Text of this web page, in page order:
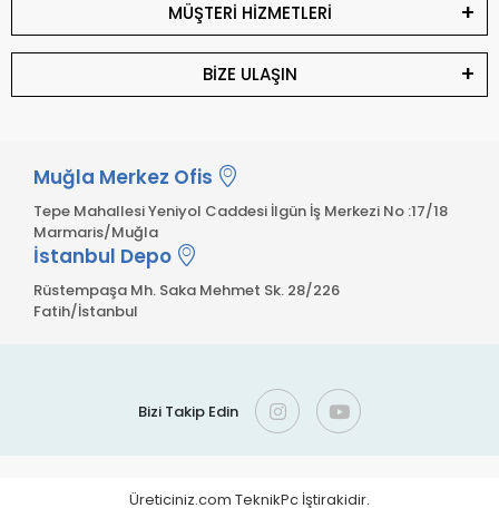
MÜŞTERİ HİZMETLERİ
BİZE ULAŞIN
Muğla Merkez Ofis
Tepe Mahallesi Yeniyol Caddesi İlgün İş Merkezi No :17/18
Marmaris/Muğla
İstanbul Depo
Rüstempaşa Mh. Saka Mehmet Sk. 28/226
Fatih/İstanbul
Bizi Takip Edin
Üreticiniz.com TeknikPc İştirakidir.